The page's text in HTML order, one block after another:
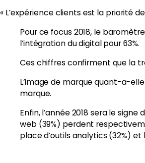
« L’expérience clients est la priorité
Pour ce focus 2018, le
l’intégration du digital pour 63%.
Ces chiffres confirment que la
L’image de marque quant-a-
marque.
Enfin, l’année 2018 sera le
web (39%) perdent
place d’outils analytics (32%) et